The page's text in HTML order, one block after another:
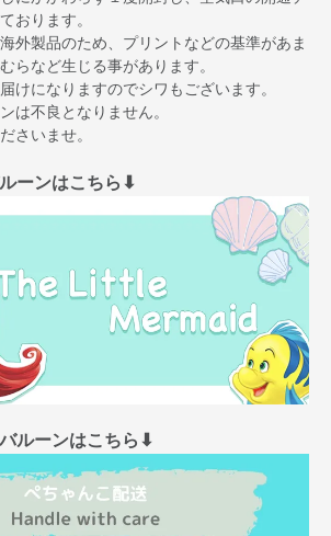
おります。
外製品のため、プリントなどの基準があま
らなど生じる事があります。
けになりますのでシワもございます。
は不良となりません。
さいませ。
ーンはこちら⬇︎
ルーンはこちら⬇︎